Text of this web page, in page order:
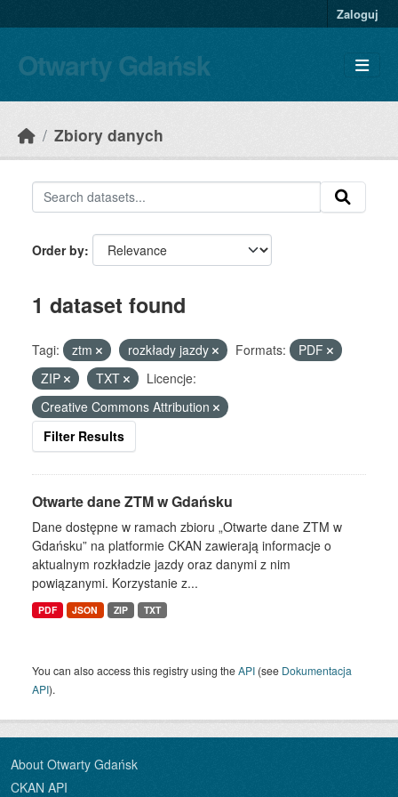
Zaloguj
Otwarty Gdańsk
Zbiory danych
Order by
1 dataset found
Tagi: ztm rozkłady jazdy Formats:
PDF
ZIP
TXT
Licencje:
Creative Commons Attribution
Filter Results
Otwarte dane ZTM w Gdańsku
Dane dostępne w ramach zbioru „Otwarte dane ZTM w
Gdańsku” na platformie CKAN zawierają informacje o
aktualnym rozkładzie jazdy oraz danymi z nim
powiązanymi. Korzystanie z...
PDF JSON ZIP TXT
You can also access this registry using theAPI (see Dokumentacja
API).
About Otwarty Gdańsk
CKAN API